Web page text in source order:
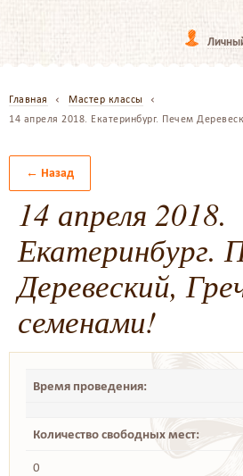
Главная
Мастер классы
14 апреля 2018. Екатеринбург. Печем
← Назад
14 апреля 2018.
Екатеринбург.
Деревеский,
семенами!
Время проведения:
Количество свободных мест:
0